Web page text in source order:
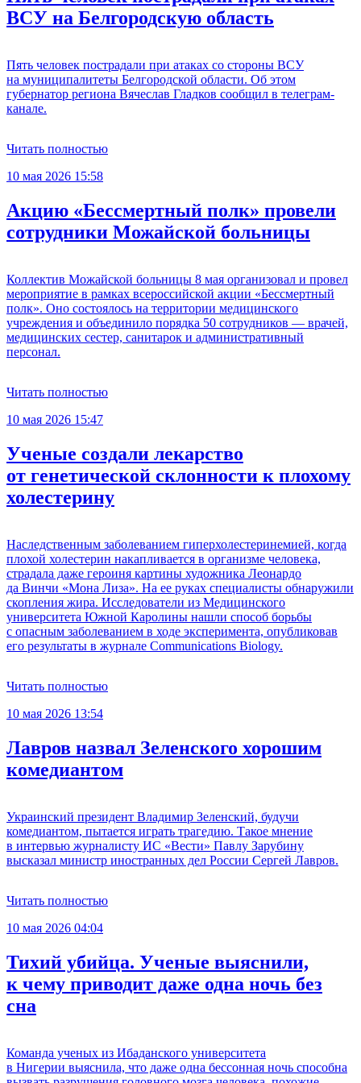
ВСУ на Белгородскую область
Пять человек пострадали при атаках со стороны ВСУ
на муниципалитеты Белгородской области. Об этом
губернатор региона Вячеслав Гладков сообщил в телеграм-
канале.
Читать полностью
10 мая 2026 15:58
Акцию «Бессмертный полк» провели
сотрудники Можайской больницы
Коллектив Можайской больницы 8 мая организовал и провел
мероприятие в рамках всероссийской акции «Бессмертный
полк». Оно состоялось на территории медицинского
учреждения и объединило порядка 50 сотрудников — врачей,
медицинских сестер, санитарок и административный
персонал.
Читать полностью
10 мая 2026 15:47
Ученые создали лекарство
от генетической склонности к плохому
холестерину
Наследственным заболеванием гиперхолестеринемией, когда
плохой холестерин накапливается в организме человека,
страдала даже героиня картины художника Леонардо
да Винчи «Мона Лиза». На ее руках специалисты обнаружили
скопления жира. Исследователи из Медицинского
университета Южной Каролины нашли способ борьбы
с опасным заболеванием в ходе эксперимента, опубликовав
его результаты в журнале Communications Biology.
Читать полностью
10 мая 2026 13:54
Лавров назвал Зеленского хорошим
комедиантом
Украинский президент Владимир Зеленский, будучи
комедиантом, пытается играть трагедию. Такое мнение
в интервью журналисту ИС «Вести» Павлу Зарубину
высказал министр иностранных дел России Сергей Лавров.
Читать полностью
10 мая 2026 04:04
Тихий убийца. Ученые выяснили,
к чему приводит даже одна ночь без
сна
Команда ученых из Ибаданского университета
в Нигерии выяснила, что даже одна бессонная ночь способна